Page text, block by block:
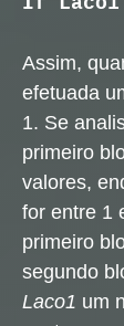
Assim,
efetuada
1. Se
primeiro
valores,
for entre 1
primeiro
segundo
Laco1 um